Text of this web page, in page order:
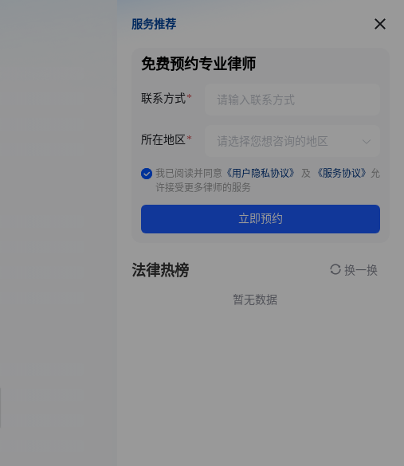
服务推荐
服务推荐
免费预约专业律师
联系方式
所在地区
我已阅读并同意 《用户隐私协议》 及 《服务协议》 允
许接受更多律师的服务
立即预约
法律热榜 换一换
暂无数据